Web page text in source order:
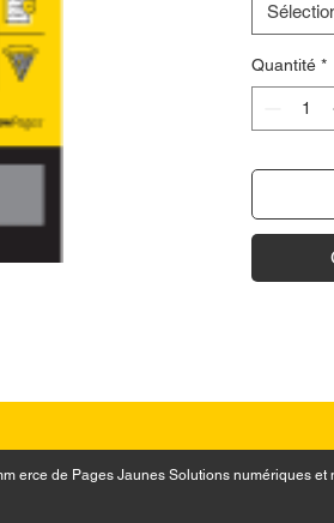
Quantité *
erce de Pages Jaunes Solutions numériques et